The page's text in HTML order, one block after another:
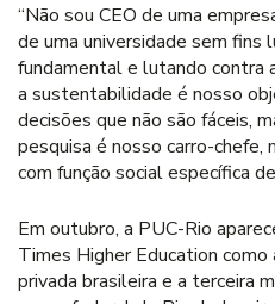
“Não sou CEO de uma
de uma universidade sem fins
fundamental e lutando contra
a sustentabilidade é nosso
decisões que não são fáceis,
pesquisa é nosso carro-
com função social específica
Em outubro, a PUC-Rio
Times Higher Education como
privada brasileira e a terceira